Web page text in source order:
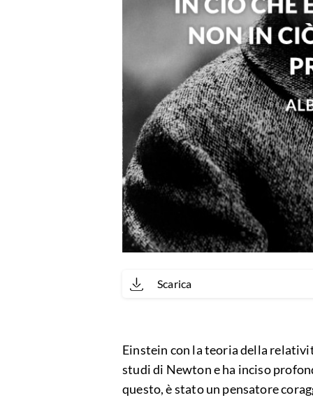
Scarica
Einstein con la teoria della
studi di Newton e ha inciso
questo, è stato un pensatore